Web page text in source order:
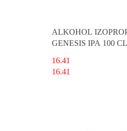
ALKOHOL
GENESIS IPA 100
16.41
16.41